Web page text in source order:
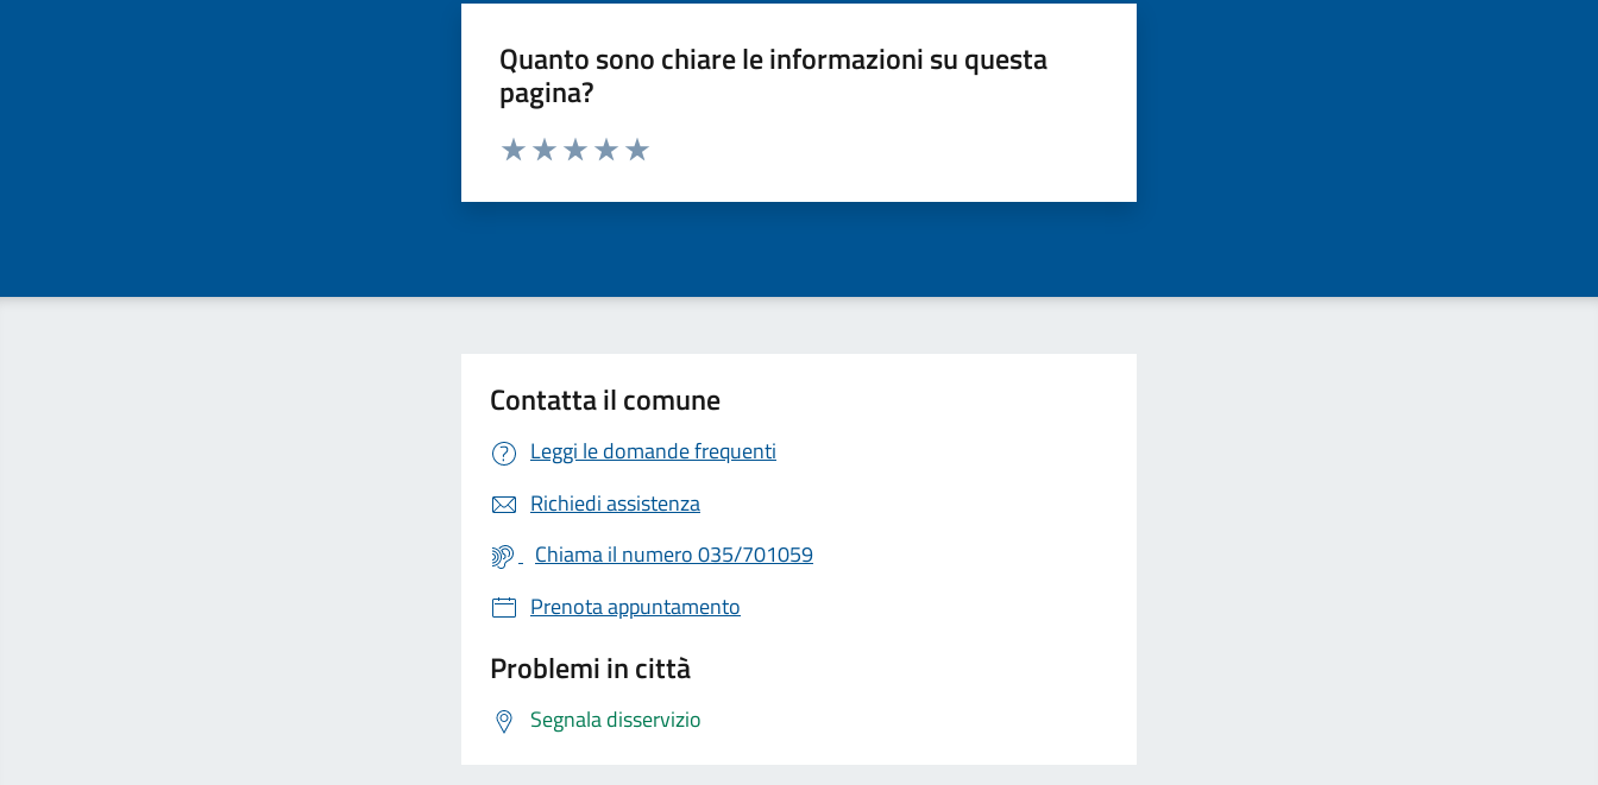
Quanto sono chiare le informazioni su questa
pagina?
Valuta da 1 a 5 stelle la pagina
Contatta il comune
Leggi le domande frequenti
Richiedi assistenza
Chiama il numero 035/701059
Prenota appuntamento
Problemi in città
Segnala disservizio